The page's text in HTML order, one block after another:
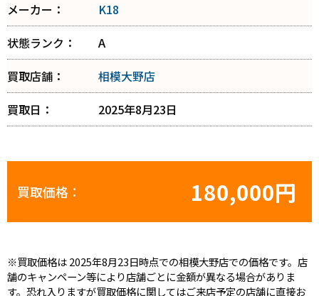
メーカー：
K18
状態ランク：
A
買取店舗：
相模大野店
買取日：
2025年8月23日
買取価格： 180,000円
※買取価格は 2025年8月23日時点での相模大野店での価格です。店
舗のキャンペーン等により店舗ごとに金額が異なる場合がありま
す。恐れ入りますが買取価格に関してはご来店予定の店舗に直接お